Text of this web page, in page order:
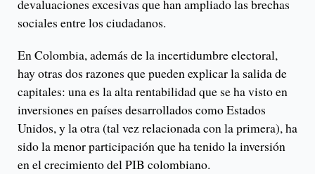
devaluaciones excesivas que han ampliado las brechas
sociales entre los ciudadanos.
En Colombia, además de la incertidumbre electoral,
hay otras dos razones que pueden explicar la salida de
capitales: una es la alta rentabilidad que se ha visto en
inversiones en países desarrollados como Estados
Unidos, y la otra (tal vez relacionada con la primera), ha
sido la menor participación que ha tenido la inversión
en el crecimiento del PIB colombiano.